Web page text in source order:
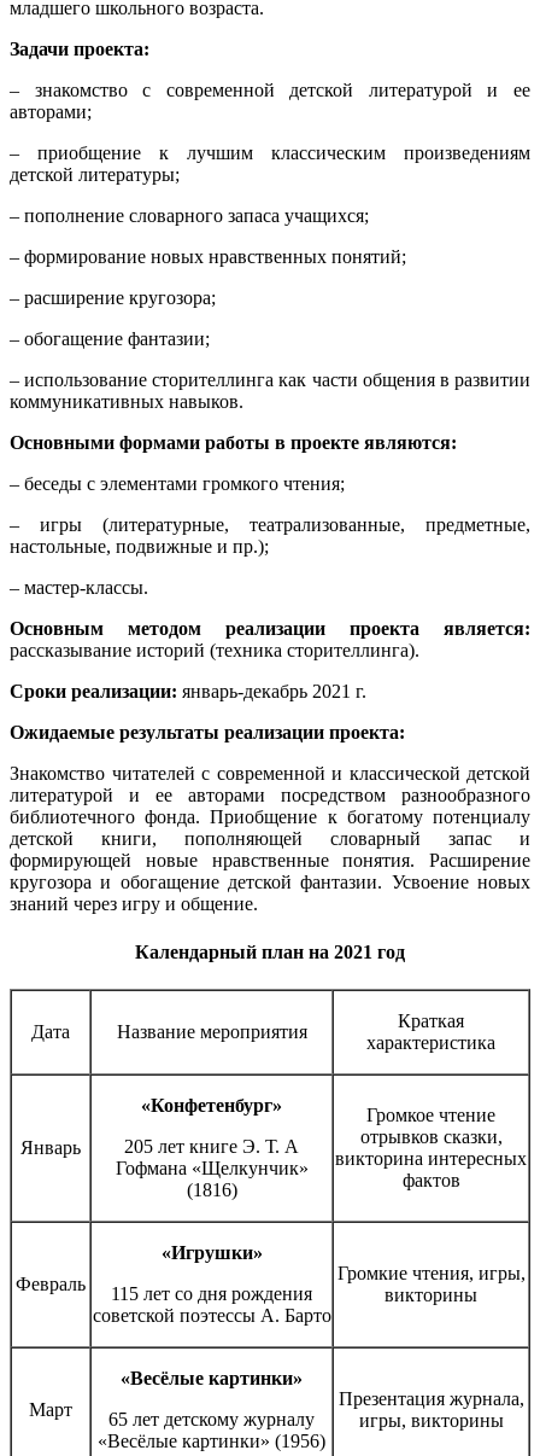
младшего школьного возраста.
Задачи проекта:
– знакомство с современной детской литературой и ее
авторами;
– приобщение к лучшим классическим произведениям
детской литературы;
– пополнение словарного запаса учащихся;
– формирование новых нравственных понятий;
– расширение кругозора;
– обогащение фантазии;
– использование сторителлинга как части общения в развитии
коммуникативных навыков.
Основными формами работы в проекте являются:
– беседы с элементами громкого чтения;
– игры (литературные, театрализованные, предметные,
настольные, подвижные и пр.);
– мастер-классы.
Основным методом реализации проекта является:
рассказывание историй (техника сторителлинга).
Сроки реализации: январь-декабрь 2021 г.
Ожидаемые результаты реализации проекта:
Знакомство читателей с современной и классической детской
литературой и ее авторами посредством разнообразного
библиотечного фонда. Приобщение к богатому потенциалу
детской книги, пополняющей словарный запас и
формирующей новые нравственные понятия. Расширение
кругозора и обогащение детской фантазии. Усвоение новых
знаний через игру и общение.
Календарный план на 2021 год
Дата Название мероприятия
Краткая
характеристика
Январь
«Конфетенбург»
205 лет книге Э. Т. А
Гофмана «Щелкунчик»
(1816)
Громкое чтение
отрывков сказки,
викторина интересных
фактов
Февраль
«Игрушки»
115 лет со дня рождения
советской поэтессы А. Барто
Громкие чтения, игры,
викторины
Март
«Весёлые картинки»
65 лет детскому журналу
«Весёлые картинки» (1956)
Презентация журнала,
игры, викторины